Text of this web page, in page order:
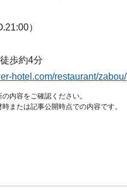
）
歩約4分
hotel.com/restaurant/zabou/
内容をご確認ください。
または記事公開時点での内容です。